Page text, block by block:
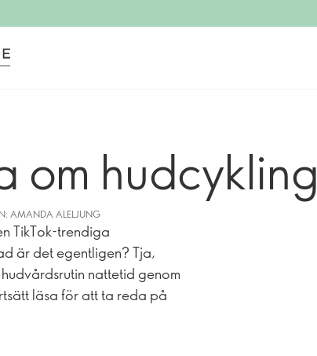
om hudcykling
AMANDA ALELJUNG
TikTok-trendiga
är det egentligen? Tja,
nattetid genom
läsa för att ta reda på